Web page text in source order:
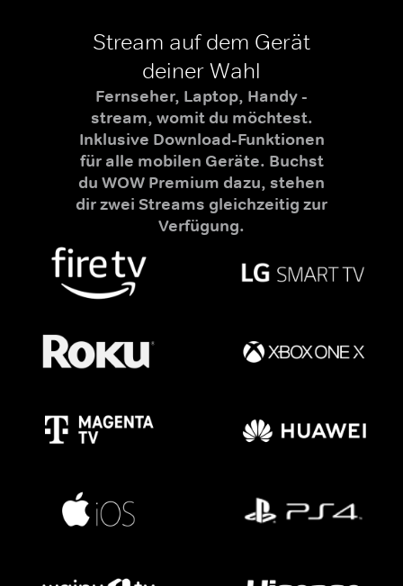
Stream auf dem Gerät
deiner Wahl
Fernseher, Laptop, Handy -
stream, womit du möchtest.
Inklusive Download-Funktionen
für alle mobilen Geräte. Buchst
du WOW Premium dazu, stehen
dir zwei Streams gleichzeitig zur
Verfügung.